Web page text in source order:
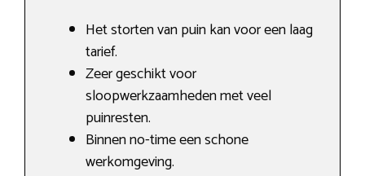
Het storten van puin kan voor een laag
tarief.
Zeer geschikt voor
sloopwerkzaamheden met veel
puinresten.
Binnen no-time een schone
werkomgeving.